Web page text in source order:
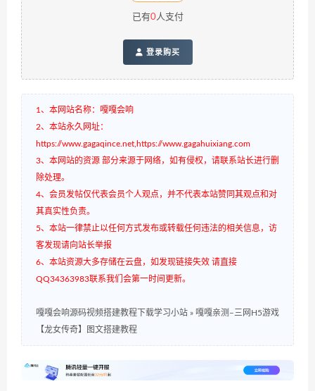
已有0人支付
登录购买
1、本网站名称：嘎嘎会响
2、本站永久网址：
https://www.gagaqince.net,https://www.gagahuixiang.com
3、本网站的资源 部分来源于网络，如有侵权，请联系站长进行删
除处理。
4、会员发帖仅代表会员个人观点，并不代表本站赞同其观点和对
其真实性负责。
5、本站一律禁止以任何方式发布或转载任何违法的相关信息，访
客发现请向站长举报
6、本站资源大多存储在云盘，如发现链接失效 请直接
QQ34363983联系我们会第一时间更新。
嘎嘎会响源码视频搭建教程下载学习小站 » 嘎嘎亲测–三网H5游戏
【龙女传奇】图文搭建教程